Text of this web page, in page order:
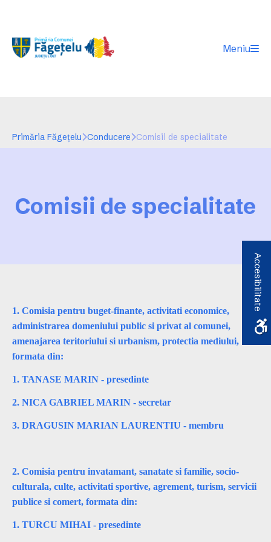
Meniu
Primăria Făgeţelu Conducere Comisii de specialitate
Comisii de specialitate
1. Comisia pentru buget-finante, activitati economice,
administrarea domeniului public si privat al comunei,
amenajarea teritoriului si urbanism, protectia mediului,
formata din:
1. TANASE MARIN - presedinte
2. NICA GABRIEL MARIN - secretar
3. DRAGUSIN MARIAN LAURENTIU - membru
2. Comisia pentru invatamant, sanatate si familie, socio-
culturala, culte, activitati sportive, agrement, turism, servicii
publice si comert, formata din:
1. TURCU MIHAI - presedinte
Accesibilitate